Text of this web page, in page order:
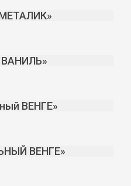
ВАНИЛЬ»
ВЕНГЕ»
ВЕНГЕ»